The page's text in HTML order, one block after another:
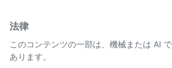
法律
このコンテンツの一部は、機械または AI
あります。